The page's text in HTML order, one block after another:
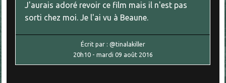
J'aurais adoré revoir ce film mais il n'est pas
sorti chez moi. Je l'ai vu à Beaune.
Écrit par : @tinalakiller
20h10- mardi 09 août 2016